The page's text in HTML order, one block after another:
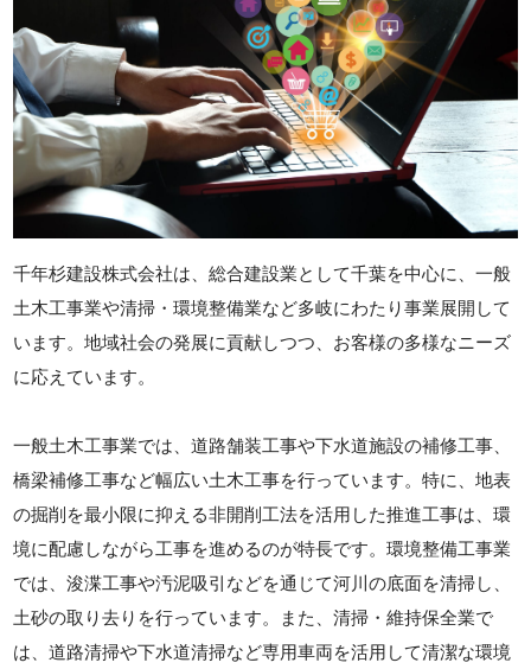
千年杉建設株式会社は、総合建設業として千葉を中心に、一般
土木工事業や清掃・環境整備業など多岐にわたり事業展開して
います。地域社会の発展に貢献しつつ、お客様の多様なニーズ
に応えています。
一般土木工事業では、道路舗装工事や下水道施設の補修工事、
橋梁補修工事など幅広い土木工事を行っています。特に、地表
の掘削を最小限に抑える非開削工法を活用した推進工事は、環
境に配慮しながら工事を進めるのが特長です。環境整備工事業
では、浚渫工事や汚泥吸引などを通じて河川の底面を清掃し、
土砂の取り去りを行っています。また、清掃・維持保全業で
は、道路清掃や下水道清掃など専用車両を活用して清潔な環境